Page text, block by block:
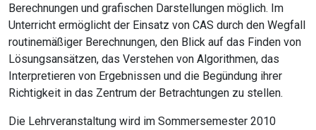
Berechnungen und grafischen Darstellungen möglich. Im
Unterricht ermöglicht der Einsatz von CAS durch den Wegfall
routinemäßiger Berechnungen, den Blick auf das Finden von
Lösungsansätzen, das Verstehen von Algorithmen, das
Interpretieren von Ergebnissen und die Begündung ihrer
Richtigkeit in das Zentrum der Betrachtungen zu stellen.
Die Lehrveranstaltung wird im Sommersemester 2010